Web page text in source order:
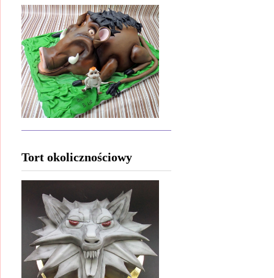
Tort okolicznościowy